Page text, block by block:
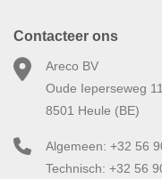
Contacteer ons
Areco BV
Oude Ieperseweg
8501 Heule (BE)
Algemeen: +32 56
Technisch: +32 56